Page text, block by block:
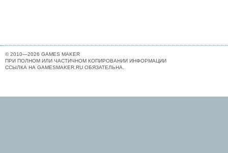
© 2010—2026 GAMES MAKER
ПРИ ПОЛНОМ ИЛИ ЧАСТИЧНОМ КОПИРОВАНИИ ИНФОРМАЦИИ
ССЫЛКА НА GAMESMAKER.RU ОБЯЗАТЕЛЬНА.